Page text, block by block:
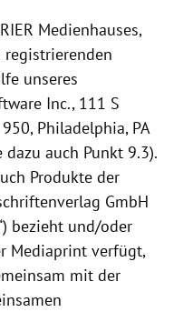
Medienhauses,
unseres
Inc., 111 S
Philadelphia, PA
dazu auch Punkt 9.3).
Produkte der
GmbH
bezieht und/oder
Mediaprint verfügt,
mit der